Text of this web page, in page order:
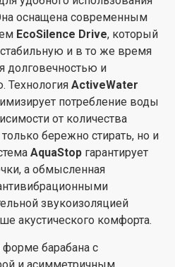
кювету с
моющих средств и
Все это делает
и удобным решением
оснащена современным
EcoSilence Drive, который
и в то же время
долговечностью и
Технология ActiveWater
потребление воды
от количества
бережно стирать, но и
AquaStop гарантирует
а обмысленная
звукоизоляцией
акустического комфорта.
форме барабана с